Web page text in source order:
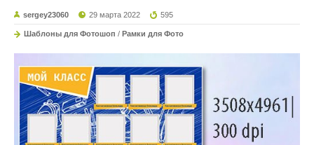
sergey23060 29 марта 2022 595
Шаблоны для Фотошоп / Рамки для Фото